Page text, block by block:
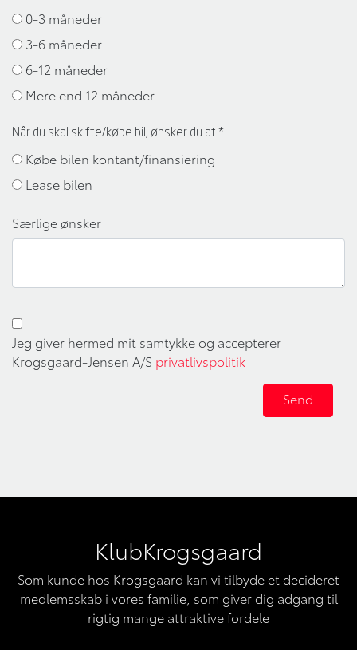
0-3 måneder
3-6 måneder
6-12 måneder
Mere end 12 måneder
Når du skal skifte/købe bil, ønsker du at *
Købe bilen kontant/finansiering
Lease bilen
Særlige ønsker
Jeg giver hermed mit samtykke og accepterer
Krogsgaard-Jensen A/S privatlivspolitik
KlubKrogsgaard
Som kunde hos Krogsgaard kan vi tilbyde et decideret
medlemsskab i vores familie, som giver dig adgang til
rigtig mange attraktive fordele